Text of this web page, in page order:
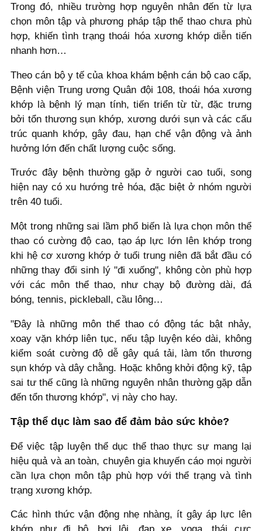
Trong đó, nhiều trường hợp nguyên nhân đến từ lựa
chọn môn tập và phương pháp tập thể thao chưa phù
hợp, khiến tình trạng thoái hóa xương khớp diễn tiến
nhanh hơn…
Theo cán bộ y tế của khoa khám bệnh cán bộ cao cấp,
Bệnh viện Trung ương Quân đội 108, thoái hóa xương
khớp là bệnh lý mạn tính, tiến triển từ từ, đặc trưng
bởi tổn thương sụn khớp, xương dưới sụn và các cấu
trúc quanh khớp, gây đau, hạn chế vận động và ảnh
hưởng lớn đến chất lượng cuộc sống.
Trước đây bệnh thường gặp ở người cao tuổi, song
hiện nay có xu hướng trẻ hóa, đặc biệt ở nhóm người
trên 40 tuổi.
Một trong những sai lầm phổ biến là lựa chọn môn thể
thao có cường độ cao, tạo áp lực lớn lên khớp trong
khi hệ cơ xương khớp ở tuổi trung niên đã bắt đầu có
những thay đổi sinh lý "đi xuống", không còn phù hợp
với các môn thể thao, như chạy bộ đường dài, đá
bóng, tennis, pickleball, cầu lông…
"Đây là những môn thể thao có động tác bật nhảy,
xoay vặn khớp liên tục, nếu tập luyện kéo dài, không
kiểm soát cường độ dễ gây quá tải, làm tổn thương
sụn khớp và dây chằng. Hoặc không khởi động kỹ, tập
sai tư thế cũng là những nguyên nhân thường gặp dẫn
đến tổn thương khớp", vị này cho hay.
Tập thể dục làm sao để đảm bảo sức khỏe?
Để việc tập luyện thể dục thể thao thực sự mang lại
hiệu quả và an toàn, chuyên gia khuyến cáo mọi người
cần lựa chọn môn tập phù hợp với thể trạng và tình
trạng xương khớp.
Các hình thức vận động nhẹ nhàng, ít gây áp lực lên